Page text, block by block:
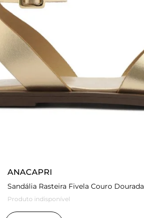
ANACAPRI
Sandália Rasteira Fivela Couro Dourada
Produto indisponível